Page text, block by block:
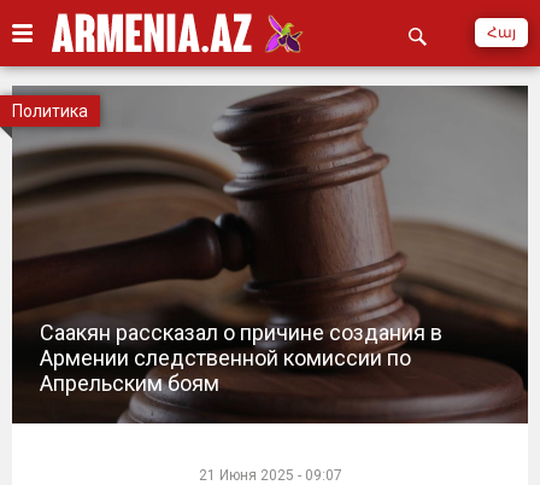
Հայ
Саакян рассказал о причине создания в
Армении следственной комиссии по
Апрельским боям
Политика
21 Июня 2025 - 09:07